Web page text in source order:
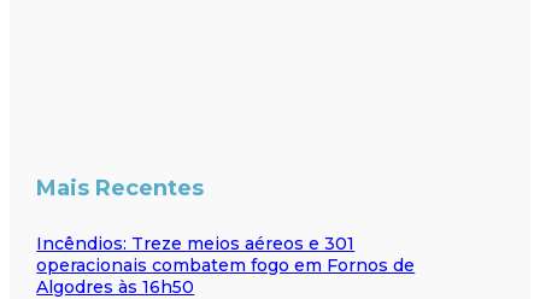
Mais Recentes
Incêndios: Treze meios aéreos e 301
operacionais combatem fogo em Fornos de
Algodres às 16h50